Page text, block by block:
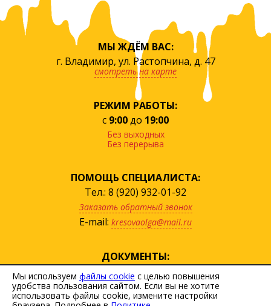
МЫ ЖДЁМ ВАС:
г. Владимир, ул. Растопчина, д. 47
смотреть на карте
РЕЖИМ РАБОТЫ:
с 9:00до 19:00
Без выходных
Без перерыва
ПОМОЩЬ СПЕЦИАЛИСТА:
Тел.: 8 (920) 932-01-92
Заказать обратный звонок
E-mail: kresovaolga@mail.ru
ДОКУМЕНТЫ:
посмотреть прайс
скачать договор
Политика персональных данных
Мы используем файлы cookie с целью повышения
удобства пользования сайтом. Если вы не хотите
использовать файлы cookie, измените настройки